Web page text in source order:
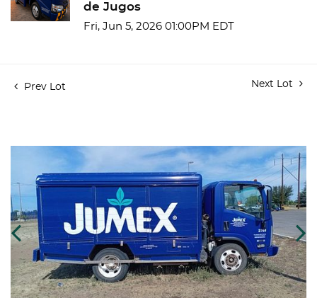
de Jugos
Fri, Jun 5, 2026 01:00PM EDT
Prev Lot Next Lot